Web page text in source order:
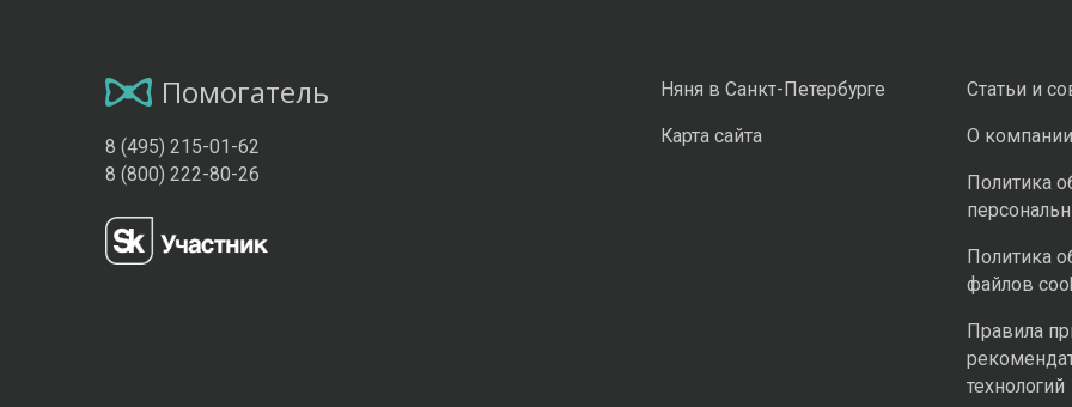
Помогатель
8 (495) 215-01-62
8 (800) 222-80-26
Няня в Санкт-Петербурге
Карта сайта
Статьи и
О компании
Политика
Политика
файлов
Правила
технологий